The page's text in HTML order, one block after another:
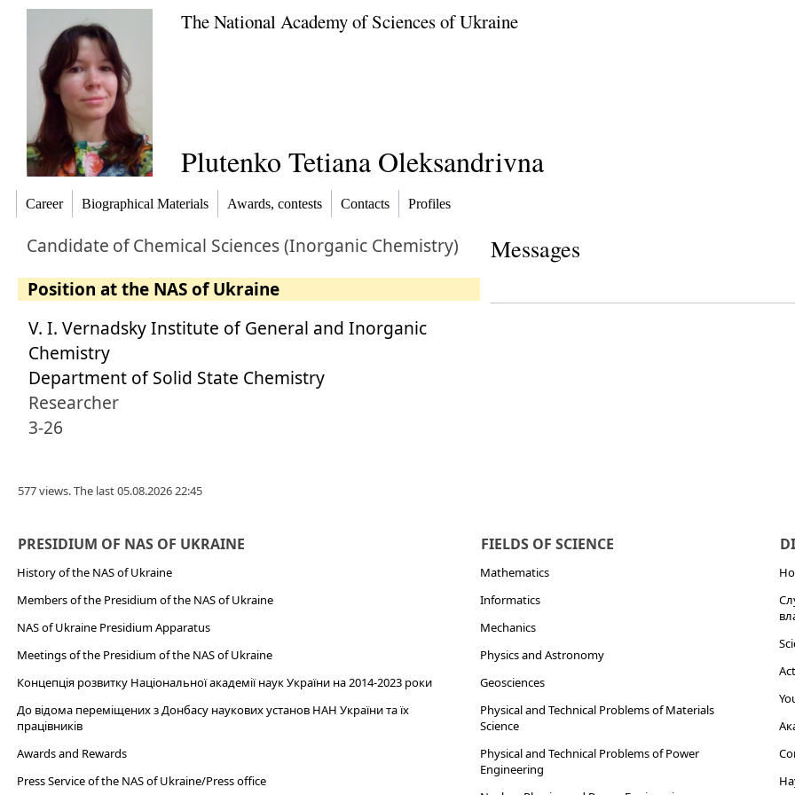
The National Academy of Sciences of Ukraine
Plutenko Tetiana Oleksandrivna
Career Biographical Materials Awards, contests Contacts Profiles
Candidate ofChemical Sciences (Inorganic Chemistry)
Position at the NAS of Ukraine
V. I. Vernadsky Institute of General and Inorganic
Chemistry
Department of Solid State Chemistry
Researcher
3-26
577 views. The last 05.08.2026 22:45
Messages
PRESIDIUM OF NAS OF UKRAINE
History of the NAS of Ukraine
Members of the Presidium of the NAS of Ukraine
NAS of Ukraine Presidium Apparatus​
Meetings of the Presidium of the NAS of Ukraine
Концепція розвитку Національної академії наук України на 2014-2023 роки
До відома переміщених з Донбасу наукових установ НАН України та їх
працівників
Awards and Rewards
Press Service of the NAS of Ukraine/Press office
FIELDS OF SCIENCE
Mathematics
Informatics
Mechanics
Physics and Astronomy
Geosciences
Physical and Technical Problems of Materials
Science
Physical and Technical Problems of Power
Engineering